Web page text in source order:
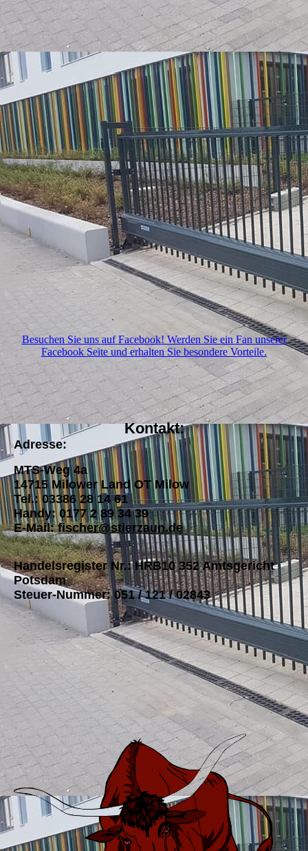
Besuchen Sie uns auf Facebook! Werden Sie ein Fan unserer
Facebook Seite und erhalten Sie besondere Vorteile.
Kontakt:
Adresse:
MTS-Weg 4a
14715 Milower Land OT Milow
Tel.: 03386 28 14 61
Handy: 0177 2 89 34 39
E-Mail:fischer@stierzaun.de
Handelsregister Nr.: HRB10 352 Amtsgericht
Potsdam
Steuer-Nummer: 051 / 121 / 02843